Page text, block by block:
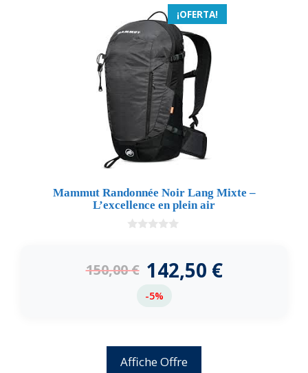
¡OFERTA!
Mammut Randonnée Noir Lang Mixte –
L’excellence en plein air
5
150,00€ 142,50 €
-5%
Affiche Offre